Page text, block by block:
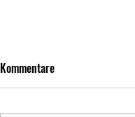
Kommentare